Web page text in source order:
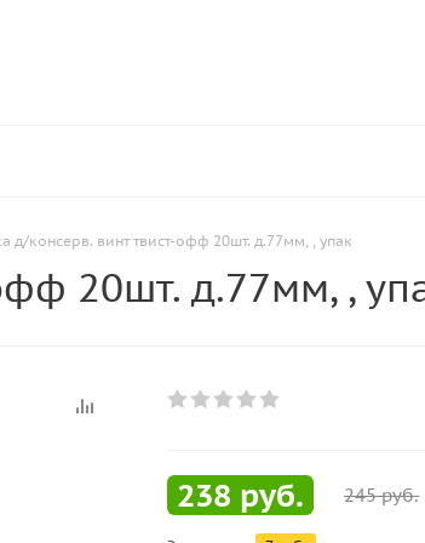
д/консерв. винт твист-офф 20шт. д.77мм, , упак
20шт. д.77мм, ,
238 руб. 245руб.